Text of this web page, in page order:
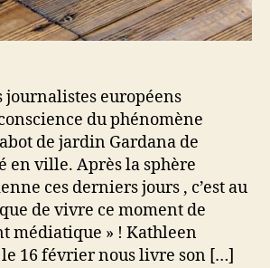
journalistes européens
du phénomène
de jardin Gardana de
en ville. Après la sphère
ces derniers jours , c’est au
de vivre ce moment de
médiatique » ! Kathleen
16 février nous livre son […]